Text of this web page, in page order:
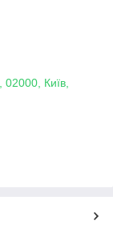
02000, Київ,